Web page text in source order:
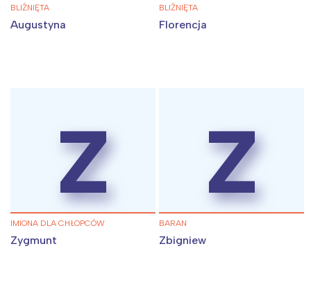
BLIŹNIĘTA
Augustyna
BLIŹNIĘTA
Florencja
Z
IMIONA DLA CHŁOPCÓW
Zygmunt
Z
BARAN
Zbigniew